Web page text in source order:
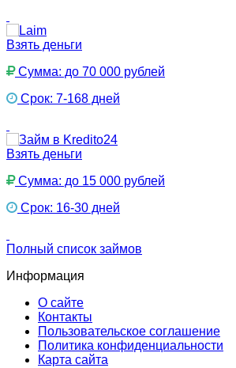
Взять деньги
Сумма: до 70 000 рублей
Срок: 7-168 дней
Взять деньги
Сумма: до 15 000 рублей
Срок: 16-30 дней
Полный список займов
Информация
О сайте
Контакты
Пользовательское соглашение
Политика конфиденциальности
Карта сайта